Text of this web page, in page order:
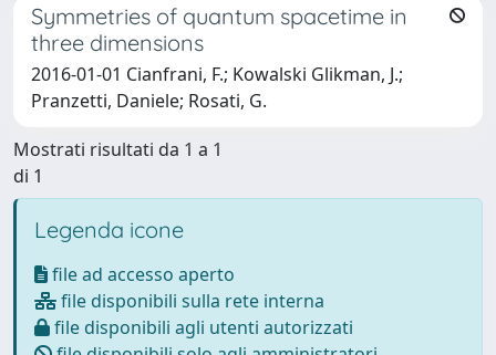
Symmetries of quantum spacetime in
three dimensions
2016-01-01 Cianfrani, F.; Kowalski Glikman, J.;
Pranzetti, Daniele; Rosati, G.
Mostrati risultati da 1 a 1
di 1
Legenda icone
file ad accesso aperto
file disponibili sulla rete interna
file disponibili agli utenti autorizzati